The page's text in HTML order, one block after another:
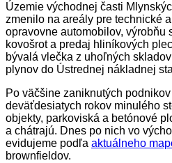
Územie východnej časti
zmenilo na areály pre technické
opravovne automobilov, výrobňu
kovošrot a predaj hliníkových
bývalá vlečka z uhoľných
plynov do Ústrednej nákladnej
Po väčšine zaniknutých
deväťdesiatych rokov minulého
objekty, parkoviská a betónové
a chátrajú. Dnes po nich vo
evidujeme podľa aktuálneho
brownfieldov.